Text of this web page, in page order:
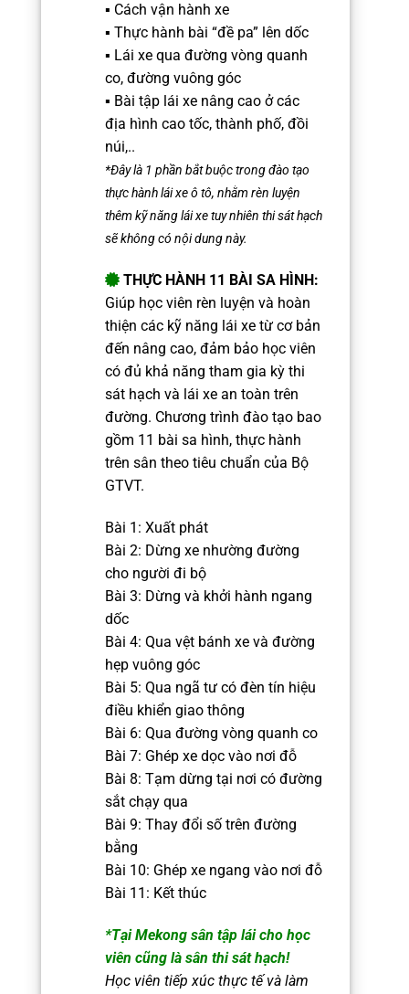
▪️ Cách vận hành xe
▪️ Thực hành bài “đề pa” lên dốc
▪️ Lái xe qua đường vòng quanh
co, đường vuông góc
▪️ Bài tập lái xe nâng cao ở các
địa hình cao tốc, thành phố, đồi
núi,..
*Đây là 1 phần bắt buộc trong đào tạo
thực hành lái xe ô tô, nhằm rèn luyện
thêm kỹ năng lái xe tuy nhiên thi sát hạch
sẽ không có nội dung này.
THỰC HÀNH 11 BÀI SA HÌNH:
Giúp học viên rèn luyện và hoàn
thiện các kỹ năng lái xe từ cơ bản
đến nâng cao, đảm bảo học viên
có đủ khả năng tham gia kỳ thi
sát hạch và lái xe an toàn trên
đường. Chương trình đào tạo bao
gồm 11 bài sa hình, thực hành
trên sân theo tiêu chuẩn của Bộ
GTVT.
Bài 1: Xuất phát
Bài 2: Dừng xe nhường đường
cho người đi bộ
Bài 3: Dừng và khởi hành ngang
dốc
Bài 4: Qua vệt bánh xe và đường
hẹp vuông góc
Bài 5: Qua ngã tư có đèn tín hiệu
điều khiển giao thông
Bài 6: Qua đường vòng quanh co
Bài 7: Ghép xe dọc vào nơi đỗ
Bài 8: Tạm dừng tại nơi có đường
sắt chạy qua
Bài 9: Thay đổi số trên đường
bằng
Bài 10: Ghép xe ngang vào nơi đỗ
Bài 11: Kết thúc
*Tại Mekong sân tập lái cho học
viên cũng là sân thi sát hạch!
Học viên tiếp xúc thực tế và làm